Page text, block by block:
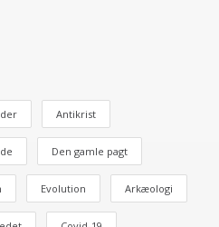
Antikrist
Den gamle pagt
Evolution Arkæologi